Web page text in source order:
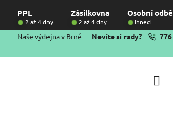
PPL Zásilkovna Osobní
2 až 4 dny 2 až 4 dny Ihned
Naše výdejna v Brně Nevíte si rady?